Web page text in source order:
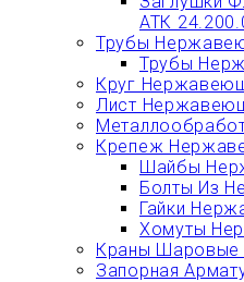
АТК
Трубы
Трубы
Круг
Лист
Крепеж
Шайбы
Болты Из
Гайки
Хомуты
Краны
Запорная